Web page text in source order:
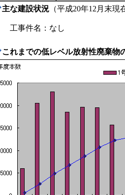
主な建設状況（平成20年12月末現
事件名：なし
これまでの低レベル放射性廃棄物